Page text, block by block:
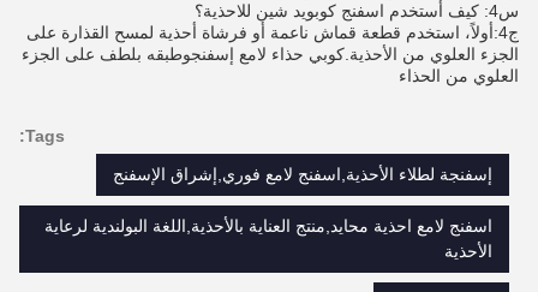
س4: كيف أستخدم اسفنج كوبويد شين للاحذية؟
ج4:أولاً، استخدم قطعة قماش ناعمة أو فرشاة أحذية لمسح القذارة على
الجزء العلوي من الأحذية. كوبي حذاء لامع إسفنجوطبقه بلطف على الجزء
العلوي من الحذاء
Tags:
إسفنجة لطلاء الأحذية,اسفنج لامع فوري,إشراق الإسفنج
اسفنج لامع احذية محايد,منتج العناية بالأحذية,اللغة البولندية لرعاية
الأحذية